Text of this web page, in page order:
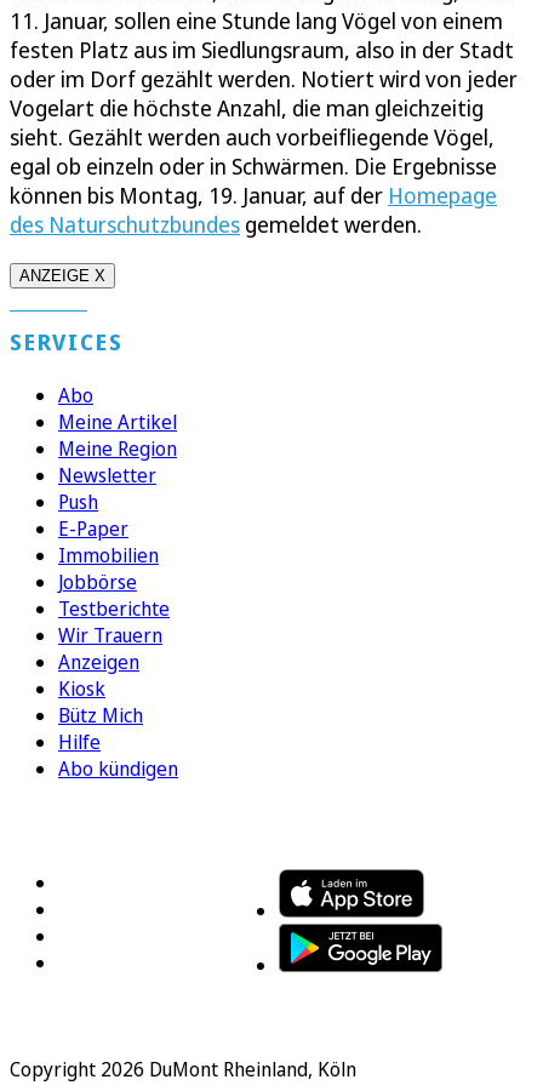
11. Januar, sollen eine Stunde lang Vögel von einem
festen Platz aus im Siedlungsraum, also in der Stadt
oder im Dorf gezählt werden. Notiert wird von jeder
Vogelart die höchste Anzahl, die man gleichzeitig
sieht. Gezählt werden auch vorbeifliegende Vögel,
egal ob einzeln oder in Schwärmen. Die Ergebnisse
können bis Montag, 19. Januar, auf der Homepage
des Naturschutzbundes gemeldet werden.
ANZEIGE X
SERVICES
Abo
Meine Artikel
Meine Region
Newsletter
Push
E-Paper
Immobilien
Jobbörse
Testberichte
Wir Trauern
Anzeigen
Kiosk
Bütz Mich
Hilfe
Abo kündigen
Copyright 2026 DuMont Rheinland, Köln